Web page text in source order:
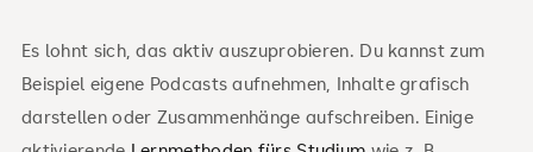
Es lohnt sich, das aktiv auszuprobieren. Du kannst zum
Beispiel eigene Podcasts aufnehmen, Inhalte grafisch
darstellen oder Zusammenhänge aufschreiben. Einige